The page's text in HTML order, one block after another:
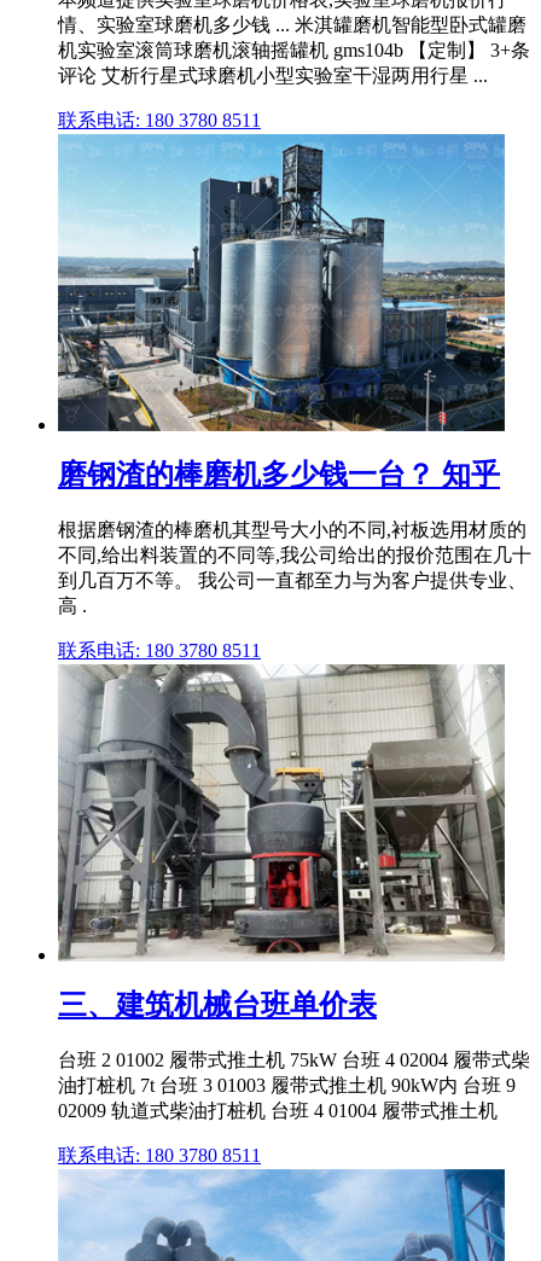
情、实验室球磨机多少钱 ... 米淇罐磨机智能型卧式罐磨
机实验室滚筒球磨机滚轴摇罐机 gms104b 【定制】 3+条
评论 艾析行星式球磨机小型实验室干湿两用行星 ...
联系电话: 180 3780 8511
磨钢渣的棒磨机多少钱一台？ 知乎
根据磨钢渣的棒磨机其型号大小的不同,衬板选用材质的
不同,给出料装置的不同等,我公司给出的报价范围在几十
到几百万不等。 我公司一直都至力与为客户提供专业、
高 .
联系电话: 180 3780 8511
三、建筑机械台班单价表
台班 2 01002 履带式推土机 75kW 台班 4 02004 履带式柴
油打桩机 7t 台班 3 01003 履带式推土机 90kW内 台班 9
02009 轨道式柴油打桩机 台班 4 01004 履带式推土机
联系电话: 180 3780 8511